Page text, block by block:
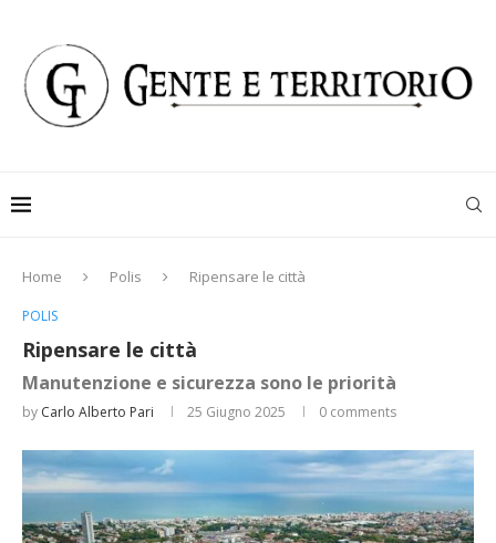
Home Polis Ripensare le città
POLIS
Ripensare le città
Manutenzione e sicurezza sono le priorità
by Carlo Alberto Pari 25 Giugno 2025 0 comments